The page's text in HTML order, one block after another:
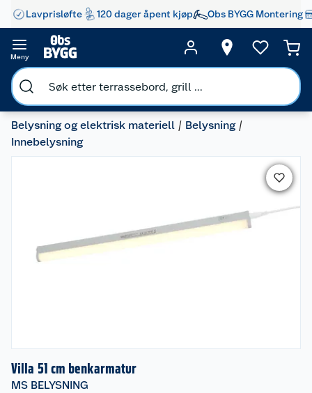
Lavprisløfte 120 dager åpent kjøp Obs BYGG Montering
Meny
Belysning og elektrisk materiell
Belysning
Innebelysning
Villa 51 cm benkarmatur
MS BELYSNING